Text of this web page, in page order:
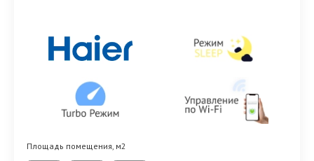
Площадь помещения, м2